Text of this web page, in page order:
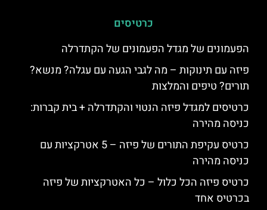
כרטיסים
הפעמונים של מגדל הפעמונים של הקתדרלה
פיזה עם תינוקות – מה לגבי הגעה עם עגלה? מנשא?
תורים? טיפים והמלצות
כרטיסים למגדל פיזה הנטוי והקתדרלה + בית קברות:
כניסה מהירה
כרטיס עקיפת התורים של פיזה – 5 אטרקציות עם
כניסה מהירה
כרטיס פיזה הכל כלול – כל האטרקציות של פיזה
בכרטיס אחד